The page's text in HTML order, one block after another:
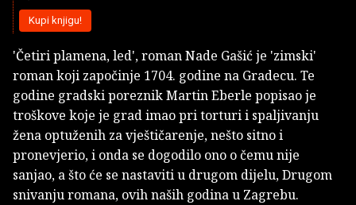
Kupi knjigu!
'Četiri plamena, led', roman Nade Gašić je 'zimski'
roman koji započinje 1704. godine na Gradecu. Te
godine gradski poreznik Martin Eberle popisao je
troškove koje je grad imao pri torturi i spaljivanju
žena optuženih za vještičarenje, nešto sitno i
pronevjerio, i onda se dogodilo ono o čemu nije
sanjao, a što će se nastaviti u drugom dijelu, Drugom
snivanju romana, ovih naših godina u Zagrebu.